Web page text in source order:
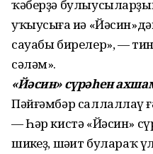
ҡәберҙә
уҡыусыға иһә
сауабы бирелер», —
сәләм».
«Йәсин» сүрәһен
Пәйғәмбәр саллаллаһү
— Һәр кистә «Йәсин»
шикһеҙ, шәһит булараҡ